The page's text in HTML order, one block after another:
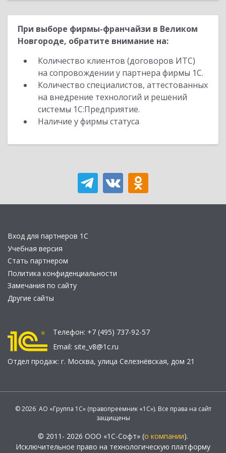
При выборе фирмы-франчайзи в Великом
Новгороде, обратите внимание на:
Количество клиентов (договоров ИТС)
на сопровождении у партнера фирмы 1С.
Количество специалистов, аттестованных
на внедрение технологий и решений
системы 1С:Предприятие.
Наличие у фирмы статуса
Вход для партнеров 1С
Учебная версия
Стать партнером
Политика конфиденциальности
Замечания по сайту
Другие сайты
Телефон: +7 (495) 737-92-57
Email: site_v8@1c.ru
Отдел продаж: г. Москва, улица Селезнёвская, дом 21
© 2026 АО «Группа 1С» (правопреемник «1С»). Все права на сайт
защищены
© 2011- 2026 ООО «1С-Софт» (о компании).
Исключительное право на технологическую платформу